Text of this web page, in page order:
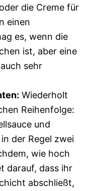
die Creme für
einen
es, wenn die
ist, aber eine
sehr
Wiederholt
Reihenfolge:
und
der Regel zwei
wie hoch
darauf, dass ihr
abschließt,